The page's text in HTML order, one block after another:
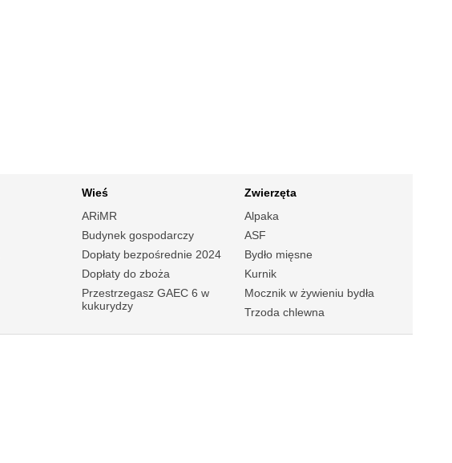
Wieś
ARiMR
Budynek gospodarczy
Dopłaty bezpośrednie 2024
Dopłaty do zboża
Przestrzegasz GAEC 6 w
kukurydzy
Zwierzęta
Alpaka
ASF
Bydło mięsne
Kurnik
Mocznik w żywieniu bydła
Trzoda chlewna